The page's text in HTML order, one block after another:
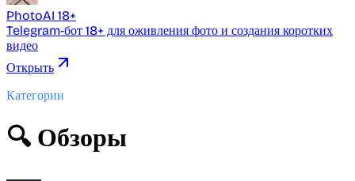
PhotoAI 18+
Telegram-бот 18+ для оживления фото и создания коротких
видео
Открыть
Категории
🔍 Обзоры